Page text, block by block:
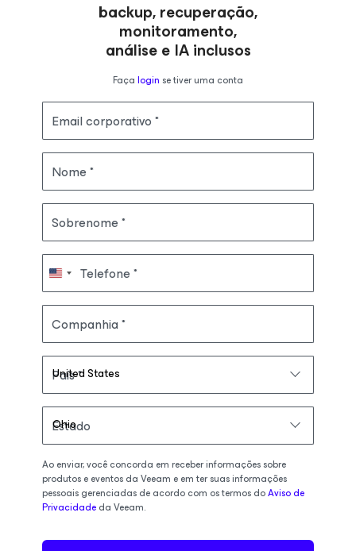
backup, recuperação,
monitoramento,
análise e IA inclusos
Faça login se tiver uma conta
Email corporativo
Nome
Sobrenome
Telefone
Companhia
País
Estado
Ao enviar, você concorda em receber informações sobre
produtos e eventos da Veeam e em ter suas informações
pessoais gerenciadas de acordo com os termos doAviso de
Privacidade da Veeam.